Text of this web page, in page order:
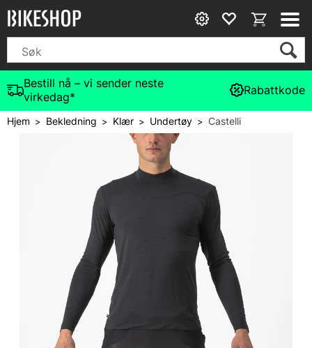
Bestill nå – vi sender neste
virkedag*
Rabattkode
Hjem> Bekledning > Klær> Undertøy>Castelli